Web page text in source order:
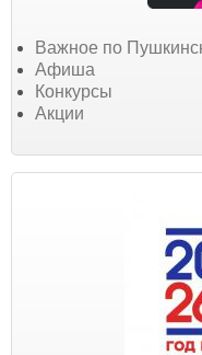
Важное по
Афиша
Конкурсы
Акции